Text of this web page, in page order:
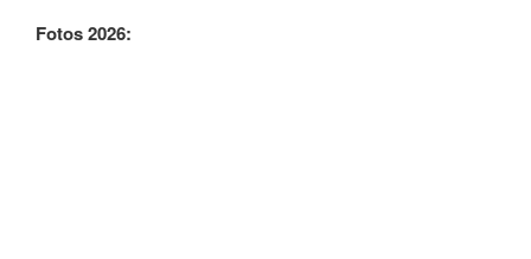
Fotos 2026: